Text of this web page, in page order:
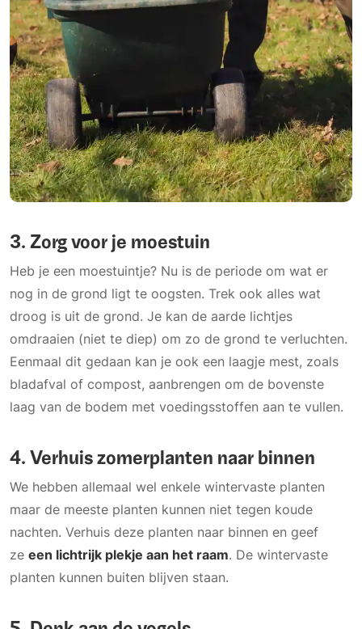
3. Zorg voor je moestuin
Heb je een moestuintje? Nu is de periode om wat er
nog in de grond ligt te oogsten. Trek ook alles wat
droog is uit de grond. Je kan de aarde lichtjes
omdraaien (niet te diep) om zo de grond te verluchten.
Eenmaal dit gedaan kan je ook een laagje mest, zoals
bladafval of compost, aanbrengen om de bovenste
laag van de bodem met voedingsstoffen aan te vullen.
4. Verhuis zomerplanten naar binnen
We hebben allemaal wel enkele wintervaste planten
maar de meeste planten kunnen niet tegen koude
nachten. Verhuis deze planten naar binnen en geef
ze een lichtrijk plekje aan het raam. De wintervaste
planten kunnen buiten blijven staan.